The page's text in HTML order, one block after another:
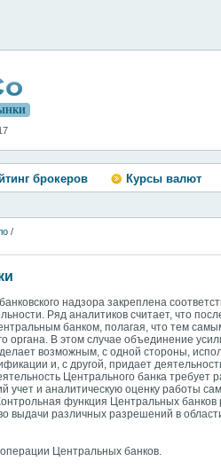
брокеров Курсы валют
/
надзора закреплена
Ряд аналитиков считает, что
банком, полагая, что тем
органа. В этом случае объединение
возможным, с одной стороны,
и, с другой, придает
Центрального банка требует
учет и аналитическую оценку работы
функция Центральных банков
выдачи различных разрешений в
Центральных банков.